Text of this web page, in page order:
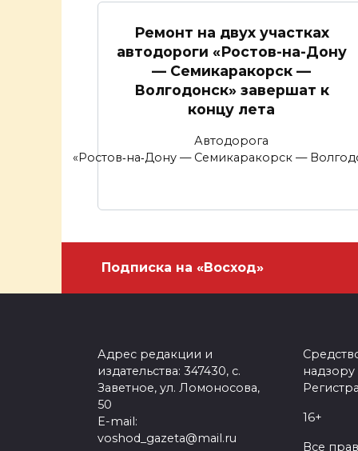
Ремонт на двух участках
автодороги «Ростов-на-Дону
— Семикаракорск —
Волгодонск» завершат к
концу лета
Автодорога
«Ростов‑на‑Дону — Семикаракорск —
Подписка на «Восход»
Адрес редакции и
издательства: 347430, с.
Заветное, ул. Ломоносова,
50
E-mail:
voshod_gazeta@mail.ru
16+
Все